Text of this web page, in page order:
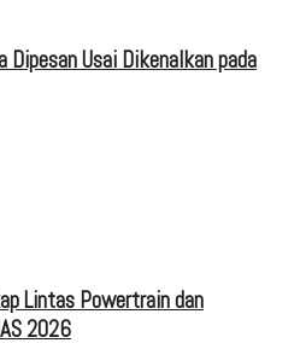
Dipesan Usai Dikenalkan pada
Lintas Powertrain dan
2026